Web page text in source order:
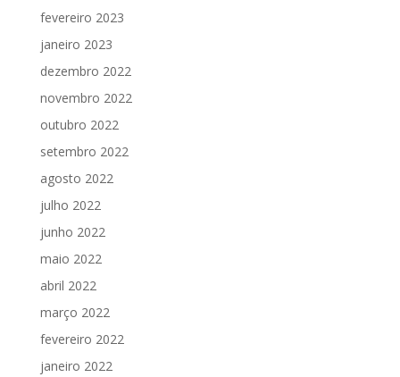
fevereiro 2023
janeiro 2023
dezembro 2022
novembro 2022
outubro 2022
setembro 2022
agosto 2022
julho 2022
junho 2022
maio 2022
abril 2022
março 2022
fevereiro 2022
janeiro 2022